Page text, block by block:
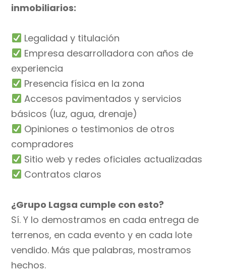
inmobiliarios:
Legalidad y titulación
Empresa desarrolladora con años de
experiencia
Presencia física en la zona
Accesos pavimentados y servicios
básicos (luz, agua, drenaje)
Opiniones o testimonios de otros
compradores
Sitio web y redes oficiales actualizadas
Contratos claros
¿Grupo Lagsa cumple con esto?
Sí. Y lo demostramos en cada entrega de
terrenos, en cada evento y en cada lote
vendido. Más que palabras, mostramos
hechos.